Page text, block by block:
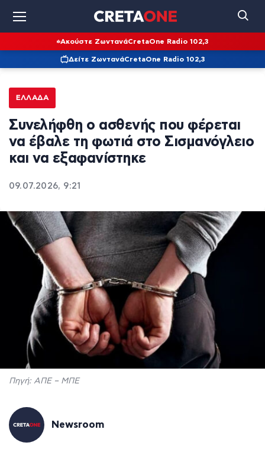
Ακούστε ΖωντανάCretaOne Radio 102,3
Δείτε ΖωντανάCretaOne Radio 102,3
ΕΛΛΆΔΑ
Συνελήφθη ο ασθενής που φέρεται
να έβαλε τη φωτιά στο Σισμανόγλειο
και να εξαφανίστηκε
09.07.2026, 9:21
Πηγή: ΑΠΕ – ΜΠΕ
Newsroom